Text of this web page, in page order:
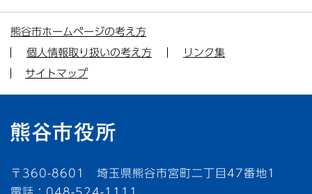
熊谷市ホームページの考え方
個人情報取り扱いの考え方
リンク集
サイトマップ
〒360-8601 埼玉県熊谷市宮町二丁目47番地1